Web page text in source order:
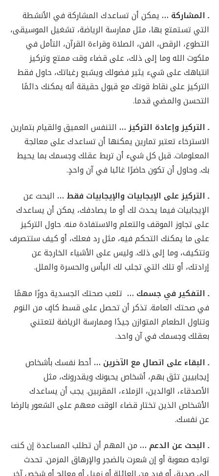
ـ المشاركة … يمكن أن تساعدك المشاركة في الأنشطة
التي تستمتع بها، مثل ممارسة الرياضة، تشغيل الموسيقى،
التطوع، الرقص، الفن، الصلاة وقراءة القرآن، التأمل في
ملكوت الله وما إلى ذلك، على قضاء وقت ممتع وتركيز
انتباهك على شيء يثير فضولك ويشبع رغباتك، حاول فقط
التركيز على نقاط قوتك مع قبول حقيقة أنه يمكنك دائمًا
التحسن والمضي قدما.
ـ التركيز وإعادة التركيز … التنفس العميق والقيام بتمارين
الاسترخاء تعتبر تمارين يمكنها أن تساعدك على معالجة
المعلومات. قبل كل شيء أن تربط عقلك وجسمك بما يحيط
بك. وحاول أن تكون حاضرًا غائبا في آن واحدٍ.
ـ التركيز على الإيجابيات والإيجابيات فقط … البحث عن
الإيجابيات فيما يحدث لك أو ما يصادفك، يمكن أن يساعدك
على تجاوز الموقف والتعلم والاستفادة منه. حاول التركيز
على ما يمكنك التحكم فيه، مثل رد فعلك، أو كيف ستتصرف
وتتكيف، وما إلى ذلك. وليس على الأشياء الخارجة عن
إرادتك، أو تلك التي تجلب لك اليأس والحسرة والملل.
ـ التفكير في جسمك … تلعب صحتك الجسدية دورًا مهمًا
في صحتك العامة. تذكر أن تحصل على قسط كافٍ من النوم
وتناول الطعام المتوازن جيدًا وممارسة الرياضة لتعتني
بعقلك وجسمك في آن واحد.
ـ البقاء على اتصال مع الآخرين … أحط نفسك بأشخاص
إيجابيين تثق بهم، أشخاص يحبونك ويقدرونك، مثل
الأصدقاء، الوالدين، الزملاء، المقربين. يجب أن يساعدك
الأشخاص الذين تختار قضاء الوقت معهم على الشعور بالرضا
عن نفسك.
ـ البحث عن الدعم … من المهم أن تطلب المساعدة إن كنت
تواجه صعوبة أو إن شعرت بالضجر والإرهاق المزمن. تحدث